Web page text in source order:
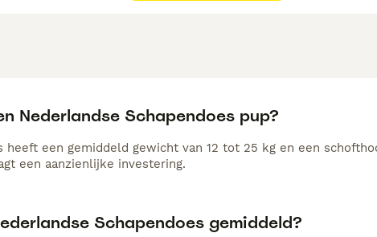
Nederlandse Schapendoes pup?
heeft een gemiddeld gewicht van 12 tot 25 kg en een
een aanzienlijke investering.
Schapendoes gemiddeld?